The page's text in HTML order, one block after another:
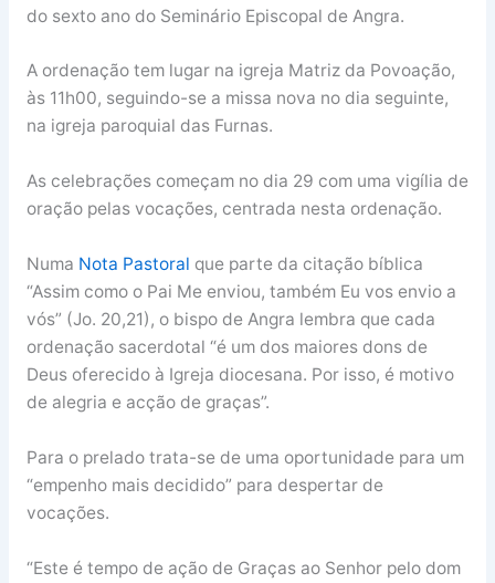
do sexto ano do Seminário Episcopal de Angra.
A ordenação tem lugar na igreja Matriz da Povoação,
às 11h00, seguindo-se a missa nova no dia seguinte,
na igreja paroquial das Furnas.
As celebrações começam no dia 29 com uma vigília de
oração pelas vocações, centrada nesta ordenação.
Numa Nota Pastoral que parte da citação bíblica
“Assim como o Pai Me enviou, também Eu vos envio a
vós” (Jo. 20,21), o bispo de Angra lembra que cada
ordenação sacerdotal “é um dos maiores dons de
Deus oferecido à Igreja diocesana. Por isso, é motivo
de alegria e acção de graças”.
Para o prelado trata-se de uma oportunidade para um
“empenho mais decidido” para despertar de
vocações.
“Este é tempo de ação de Graças ao Senhor pelo dom